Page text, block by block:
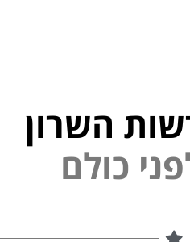
השרון
ל ם פ